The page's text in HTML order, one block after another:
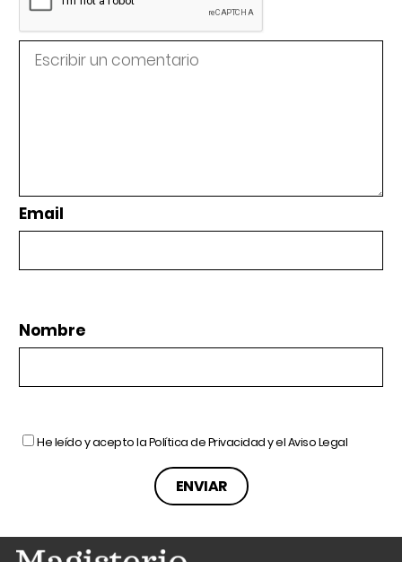
Email
Nombre
He leído y acepto laPolítica de Privacidady elAviso Legal